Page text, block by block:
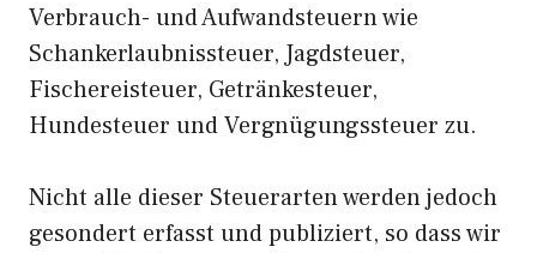
Verbrauch- und Aufwandsteuern wie
Schankerlaubnissteuer, Jagdsteuer,
Fischereisteuer, Getränkesteuer,
Hundesteuer und Vergnügungssteuer zu.
Nicht alle dieser Steuerarten werden jedoch
gesondert erfasst und publiziert, so dass wir